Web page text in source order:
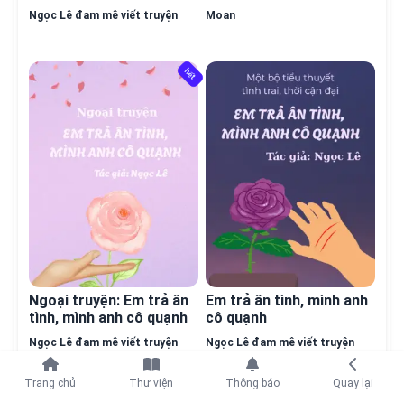
Tiếp tục với
Ngọc Lê đam mê viết truyện Moan
Ngoại truyện: Em trả ân
tình, mình anh cô quạnh
Ngọc Lê đam mê viết truyện
hết
Em trả ân tình, mình anh
cô quạnh
Ngọc Lê đam mê viết truyện
Trang chủ Thư viện Thông báo Quay lại